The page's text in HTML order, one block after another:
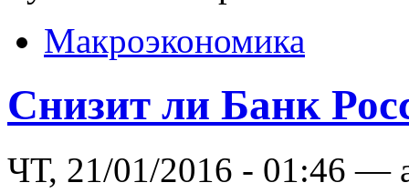
Макроэкономика
Снизит ли Банк
ЧТ, 21/01/2016 - 01:46 —